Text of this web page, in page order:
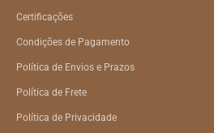
Certificações
Condições de Pagamento
Política de Envios e Prazos
Política de Frete
Política de Privacidade